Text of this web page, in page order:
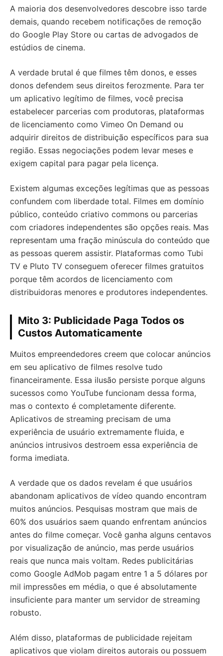
A maioria dos desenvolvedores descobre isso tarde
demais, quando recebem notificações de remoção
do Google Play Store ou cartas de advogados de
estúdios de cinema.
A verdade brutal é que filmes têm donos, e esses
donos defendem seus direitos ferozmente. Para ter
um aplicativo legítimo de filmes, você precisa
estabelecer parcerias com produtoras, plataformas
de licenciamento como Vimeo On Demand ou
adquirir direitos de distribuição específicos para sua
região. Essas negociações podem levar meses e
exigem capital para pagar pela licença.
Existem algumas exceções legítimas que as pessoas
confundem com liberdade total. Filmes em domínio
público, conteúdo criativo commons ou parcerias
com criadores independentes são opções reais. Mas
representam uma fração minúscula do conteúdo que
as pessoas querem assistir. Plataformas como Tubi
TV e Pluto TV conseguem oferecer filmes gratuitos
porque têm acordos de licenciamento com
distribuidoras menores e produtores independentes.
Mito 3: Publicidade Paga Todos os
Custos Automaticamente
Muitos empreendedores creem que colocar anúncios
em seu aplicativo de filmes resolve tudo
financeiramente. Essa ilusão persiste porque alguns
sucessos como YouTube funcionam dessa forma,
mas o contexto é completamente diferente.
Aplicativos de streaming precisam de uma
experiência de usuário extremamente fluida, e
anúncios intrusivos destroem essa experiência de
forma imediata.
A verdade que os dados revelam é que usuários
abandonam aplicativos de vídeo quando encontram
muitos anúncios. Pesquisas mostram que mais de
60% dos usuários saem quando enfrentam anúncios
antes do filme começar. Você ganha alguns centavos
por visualização de anúncio, mas perde usuários
reais que nunca mais voltam. Redes publicitárias
como Google AdMob pagam entre 1 a 5 dólares por
mil impressões em média, o que é absolutamente
insuficiente para manter um servidor de streaming
robusto.
Além disso, plataformas de publicidade rejeitam
aplicativos que violam direitos autorais ou possuem